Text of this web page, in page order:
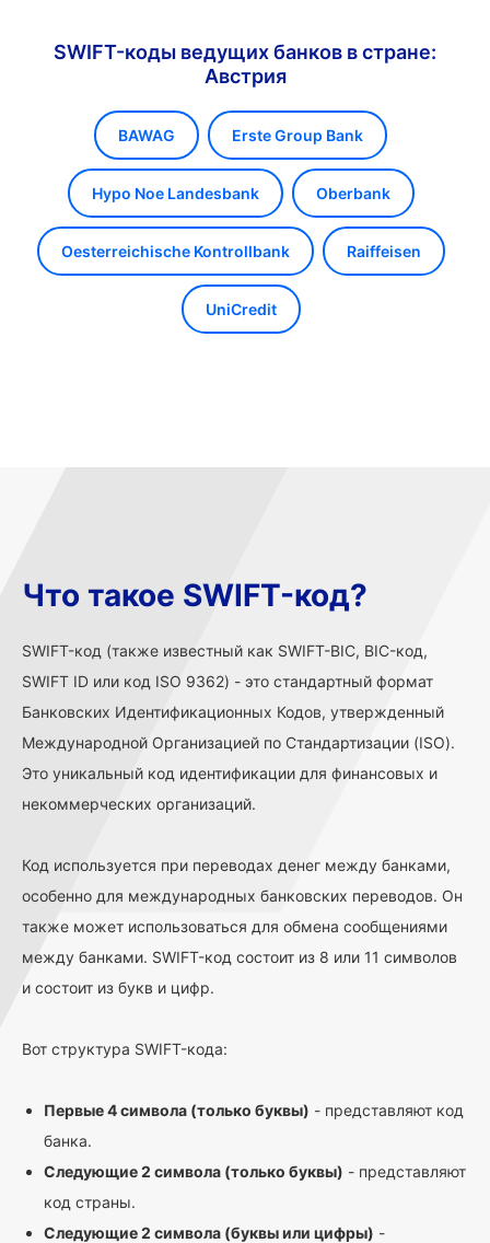
SWIFT-коды ведущих банков в стране:
Австрия
BAWAG Erste Group Bank
Hypo Noe Landesbank Oberbank
Oesterreichische Kontrollbank Raiffeisen
UniCredit
Что такое SWIFT-код?
SWIFT-код (также известный как SWIFT-BIC, BIC-код,
SWIFT ID или код ISO 9362) - это стандартный формат
Банковских Идентификационных Кодов, утвержденный
Международной Организацией по Стандартизации (ISO).
Это уникальный код идентификации для финансовых и
некоммерческих организаций.
Код используется при переводах денег между банками,
особенно для международных банковских переводов. Он
также может использоваться для обмена сообщениями
между банками. SWIFT-код состоит из 8 или 11 символов
и состоит из букв и цифр.
Вот структура SWIFT-кода:
Первые 4 символа (только буквы) - представляют код
банка.
Следующие 2 символа (только буквы) - представляют
код страны.
Следующие 2 символа (буквы или цифры) -